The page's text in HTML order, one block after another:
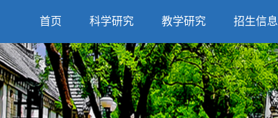
首页 科学研究 教学研究 招生信息